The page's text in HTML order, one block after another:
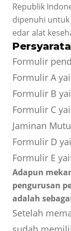
Republik
dipenuhi
edar alat
Formulir
Formulir A
Formulir B
Formulir C
Jaminan Mutu
Formulir D
Formulir E
Adapun
pengurusan
adalah
Setelah